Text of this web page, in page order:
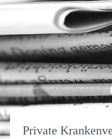
Private